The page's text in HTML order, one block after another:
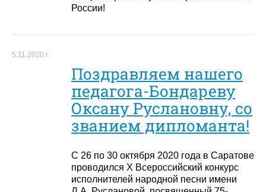
России!
5.11.2020 г.
Поздравляем нашего
педагога-Бондареву
Оксану Руслановну, со
званием дипломанта!
С 26 по 30 октября 2020 года в Саратове
проводился X Всероссийский конкурс
исполнителей народной песни имени